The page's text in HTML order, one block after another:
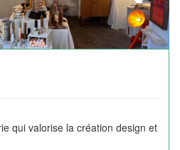
qui valorise la création design et